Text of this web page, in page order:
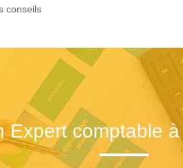
conseils
Expert comptable